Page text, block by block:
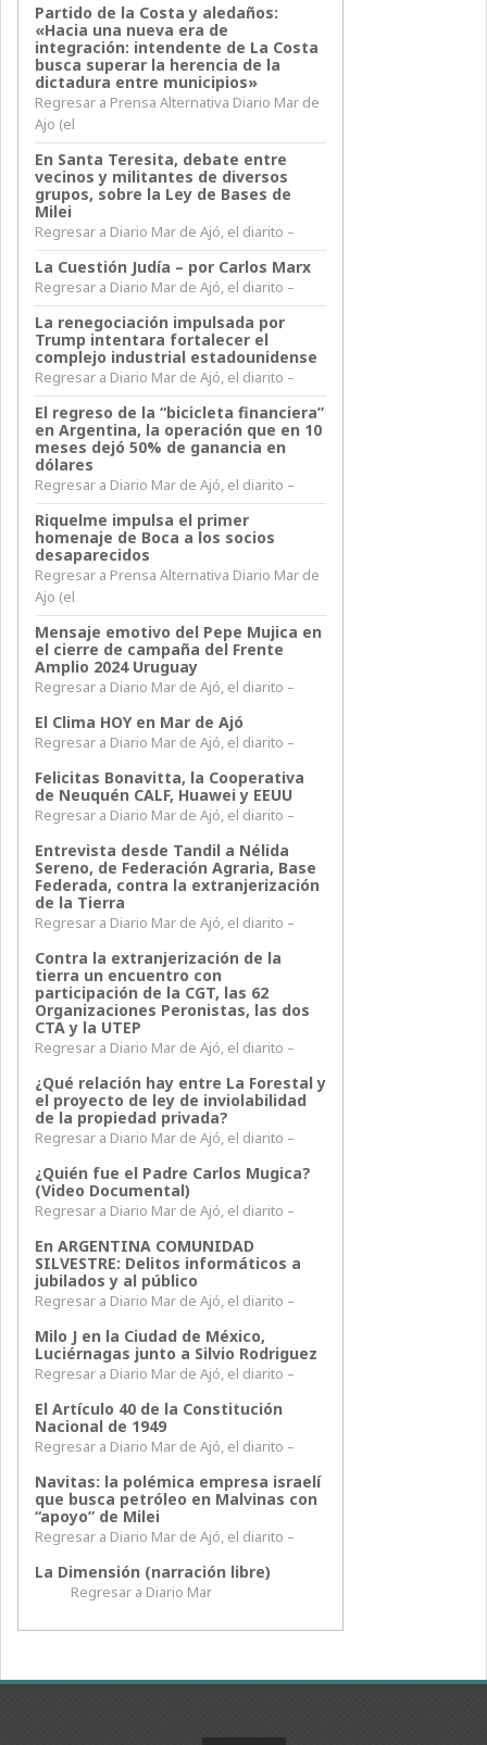
Partido de la Costa y aledaños:
«Hacia una nueva era de
integración: intendente de La Costa
busca superar la herencia de la
dictadura entre municipios»
Regresar a Prensa Alternativa Diario Mar de
Ajo (el
En Santa Teresita, debate entre
vecinos y militantes de diversos
grupos, sobre la Ley de Bases de
Milei
Regresar a Diario Mar de Ajó, el diarito –
La Cuestión Judía – por Carlos Marx
Regresar a Diario Mar de Ajó, el diarito –
La renegociación impulsada por
Trump intentara fortalecer el
complejo industrial estadounidense
Regresar a Diario Mar de Ajó, el diarito –
El regreso de la “bicicleta financiera”
en Argentina, la operación que en 10
meses dejó 50% de ganancia en
dólares
Regresar a Diario Mar de Ajó, el diarito –
Riquelme impulsa el primer
homenaje de Boca a los socios
desaparecidos
Regresar a Prensa Alternativa Diario Mar de
Ajo (el
Mensaje emotivo del Pepe Mujica en
el cierre de campaña del Frente
Amplio 2024 Uruguay
Regresar a Diario Mar de Ajó, el diarito –
El Clima HOY en Mar de Ajó
Regresar a Diario Mar de Ajó, el diarito –
Felicitas Bonavitta, la Cooperativa
de Neuquén CALF, Huawei y EEUU
Regresar a Diario Mar de Ajó, el diarito –
Entrevista desde Tandil a Nélida
Sereno, de Federación Agraria, Base
Federada, contra la extranjerización
de la Tierra
Regresar a Diario Mar de Ajó, el diarito –
Contra la extranjerización de la
tierra un encuentro con
participación de la CGT, las 62
Organizaciones Peronistas, las dos
CTA y la UTEP
Regresar a Diario Mar de Ajó, el diarito –
¿Qué relación hay entre La Forestal y
el proyecto de ley de inviolabilidad
de la propiedad privada?
Regresar a Diario Mar de Ajó, el diarito –
¿Quién fue el Padre Carlos Mugica?
(Video Documental)
Regresar a Diario Mar de Ajó, el diarito –
En ARGENTINA COMUNIDAD
SILVESTRE: Delitos informáticos a
jubilados y al público
Regresar a Diario Mar de Ajó, el diarito –
Milo J en la Ciudad de México,
Luciérnagas junto a Silvio Rodriguez
Regresar a Diario Mar de Ajó, el diarito –
El Artículo 40 de la Constitución
Nacional de 1949
Regresar a Diario Mar de Ajó, el diarito –
Navitas: la polémica empresa israelí
que busca petróleo en Malvinas con
“apoyo” de Milei
Regresar a Diario Mar de Ajó, el diarito –
La Dimensión (narración libre)
Regresar a Diario Mar